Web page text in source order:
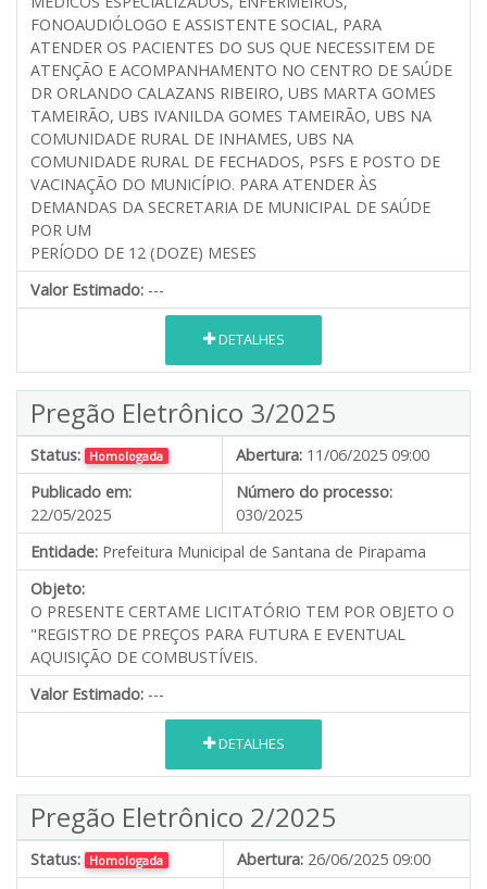
FONOAUDIÓLOGO E ASSISTENTE SOCIAL, PARA
ATENDER OS PACIENTES DO SUS QUE NECESSITEM DE
ATENÇÃO E ACOMPANHAMENTO NO CENTRO DE SAÚDE
DR ORLANDO CALAZANS RIBEIRO, UBS MARTA GOMES
TAMEIRÃO, UBS IVANILDA GOMES TAMEIRÃO, UBS NA
COMUNIDADE RURAL DE INHAMES, UBS NA
COMUNIDADE RURAL DE FECHADOS, PSFS E POSTO DE
VACINAÇÃO DO MUNICÍPIO. PARA ATENDER ÀS
DEMANDAS DA SECRETARIA DE MUNICIPAL DE SAÚDE
POR UM
PERÍODO DE 12 (DOZE) MESES
Valor Estimado: ---
DETALHES
Pregão Eletrônico 3/2025
Status: Homologada Abertura: 11/06/2025 09:00
Publicado em:
22/05/2025
Número do processo:
030/2025
Entidade: Prefeitura Municipal de Santana de Pirapama
Objeto:
O PRESENTE CERTAME LICITATÓRIO TEM POR OBJETO O
"REGISTRO DE PREÇOS PARA FUTURA E EVENTUAL
AQUISIÇÃO DE COMBUSTÍVEIS.
Valor Estimado: ---
DETALHES
Pregão Eletrônico 2/2025
Status: Homologada Abertura: 26/06/2025 09:00